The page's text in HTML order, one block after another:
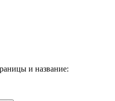
району
старины и деревянного
в храмовый комплекс
кедров.и название: